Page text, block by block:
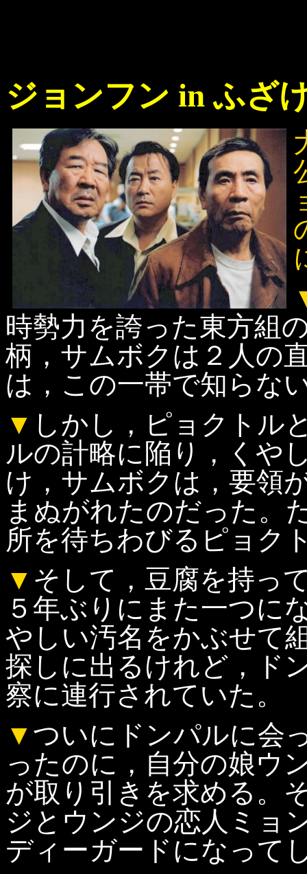
ジョンフン in ふざ
時勢力を誇った東方組
柄，サムボクは２人の
は，この一帯で知らな
▼ しかし，ピョクトル
ルの計略に陥り，くや
け，サムボクは，要領
まぬがれたのだった。
所を待ちわびるピョク
▼ そして，豆腐を持っ
５年ぶりにまた一つに
やしい汚名をかぶせて
探しに出るけれど，ド
察に連行されていた。
▼ ついにドンパルに会
ったのに，自分の娘ウ
が取り引きを求める。
ジとウンジの恋人ミョ
ディーガードになって